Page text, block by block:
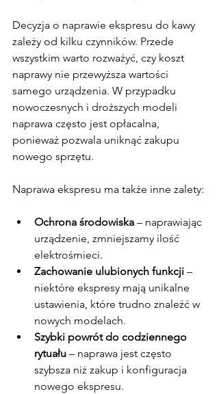
Decyzja o naprawie ekspresu do kawy
zależy od kilku czynników. Przede
wszystkim warto rozważyć, czy koszt
naprawy nie przewyższa wartości
samego urządzenia. W przypadku
nowoczesnych i droższych modeli
naprawa często jest opłacalna,
ponieważ pozwala uniknąć zakupu
nowego sprzętu.
Naprawa ekspresu ma także inne zalety:
Ochrona środowiska – naprawiając
urządzenie, zmniejszamy ilość
elektrośmieci.
Zachowanie ulubionych funkcji –
niektóre ekspresy mają unikalne
ustawienia, które trudno znaleźć w
nowych modelach.
Szybki powrót do codziennego
rytuału – naprawa jest często
szybsza niż zakup i konfiguracja
nowego ekspresu.